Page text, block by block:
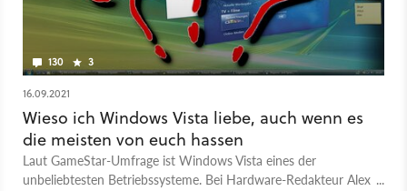
130 3
16.09.2021
Wieso ich Windows Vista liebe, auch wenn es
die meisten von euch hassen
Laut GameStar-Umfrage ist Windows Vista eines der
unbeliebtesten Betriebssysteme. Bei Hardware-Redakteur Alex